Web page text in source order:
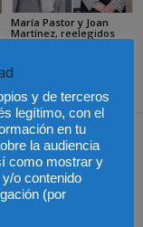
María Pastor y Joan
Martínez, reelegidos
decanos de los Colegios
y de terceros
legítimo, con el
en tu
la audiencia
como mostrar y
o contenido
(por